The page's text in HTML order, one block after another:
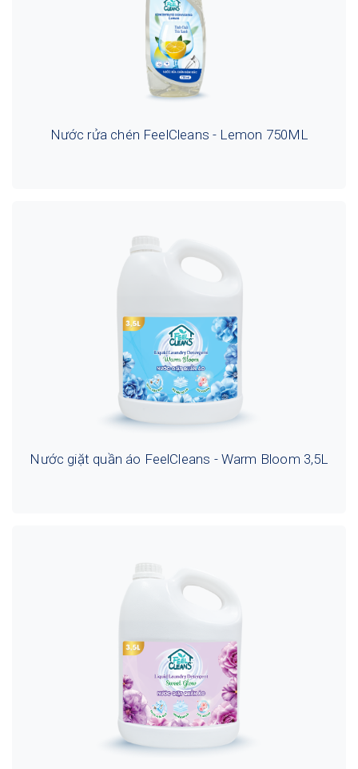
Nước rửa chén FeelCleans - Lemon 750ML
Nước giặt quần áo FeelCleans - Warm Bloom 3,5L